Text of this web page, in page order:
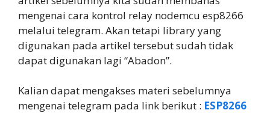
mengenai cara kontrol relay nodemcu esp8266
melalui telegram. Akan tetapi library yang
digunakan pada artikel tersebut sudah tidak
dapat digunakan lagi “Abadon”.
Kalian dapat mengakses materi sebelumnya
mengenai telegram pada link berikut : ESP8266